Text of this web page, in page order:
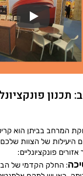
תכנון
המרחב בביתן הוא
היעילות של הצוות
פונקציונליים:
: החלק הקדמי של